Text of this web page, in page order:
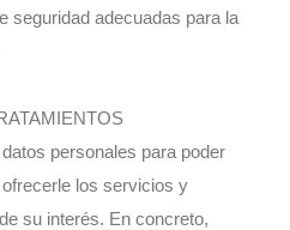
seguridad adecuadas para la
personales para poder
los servicios y
su interés. En concreto,